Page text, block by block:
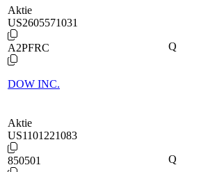
Aktie
US2605571031
A2PFRC
DOW INC.
Q
Aktie
US1101221083
850501 Q